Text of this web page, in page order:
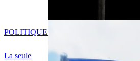
La seule
POLITIQUE